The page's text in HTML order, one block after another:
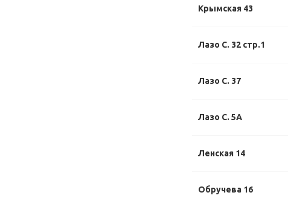
Крымская 43
Лазо С. 32 стр.1
Лазо С. 37
Лазо С. 5А
Ленская 14
Обручева 16